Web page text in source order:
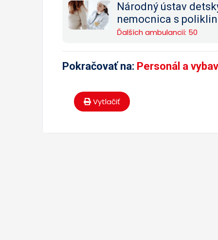
Národný ústav
nemocnica s
Ďalších ambulancií: 50
Pokračovať na: Personál a
Vytlačiť